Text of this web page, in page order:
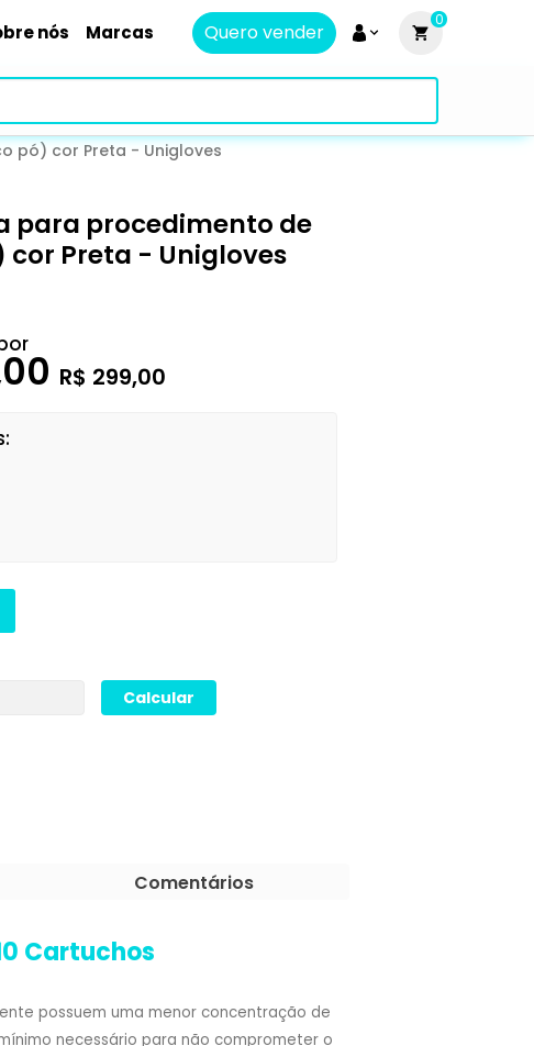
nós Marcas Quero vender
0
pó) cor Preta - Unigloves
para procedimento de
Preta - Unigloves
R$ 299,00
Comentários
Cartuchos
possuem uma menor concentração de
necessário para não comprometer o